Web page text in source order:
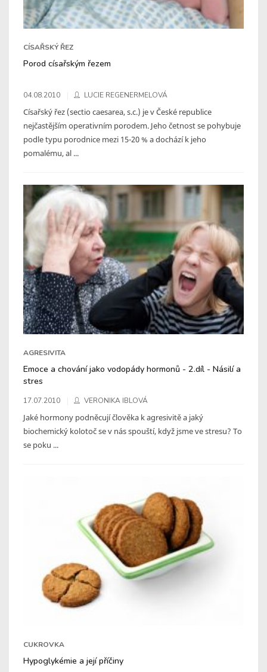
CÍSAŘSKÝ ŘEZ
Porod císařským řezem
04.08.2010 LUCIE REGENERMELOVÁ
Císařský řez (sectio caesarea, s.c.) je v České republice
nejčastějším operativním porodem. Jeho četnost se pohybuje
podle typu porodnice mezi 15-20 % a dochází k jeho
pomalému, al ...
AGRESIVITA
Emoce a chování jako vodopády hormonů - 2.díl - Násilí a
stres
17.07.2010 VERONIKA IBLOVÁ
Jaké hormony podněcují člověka k agresivitě a jaký
biochemický kolotoč se v nás spouští, když jsme ve stresu? To
se poku ...
CUKROVKA
Hypoglykémie a její příčiny